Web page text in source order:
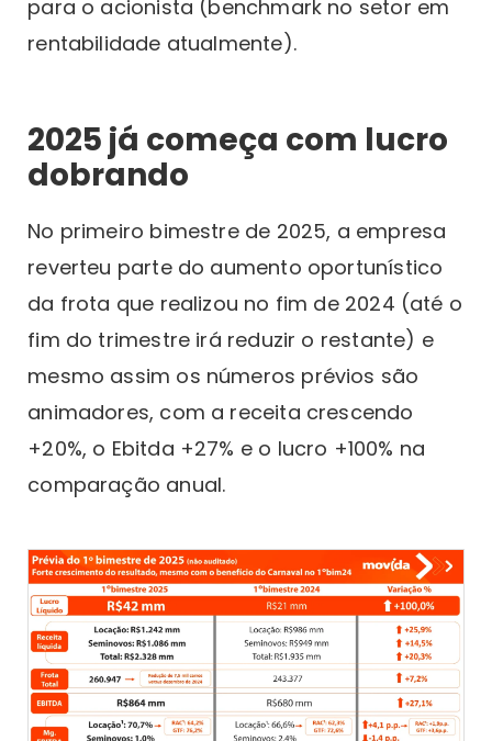
para o acionista (benchmark no setor em
rentabilidade atualmente).
2025 já começa com lucro
dobrando
No primeiro bimestre de 2025, a empresa
reverteu parte do aumento oportunístico
da frota que realizou no fim de 2024 (até o
fim do trimestre irá reduzir o restante) e
mesmo assim os números prévios são
animadores, com a receita crescendo
+20%, o Ebitda +27% e o lucro +100% na
comparação anual.